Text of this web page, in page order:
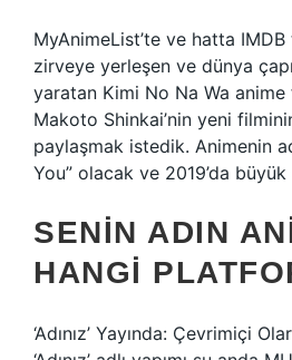
MyAnimeList’te ve hatta
zirveye yerleşen ve dünya
yaratan Kimi No Na Wa
Makoto Shinkai’nin yeni
paylaşmak istedik. Animenin
You” olacak ve 2019’da
SENIN ADIN
HANGI
‘Adınız’ Yayında: Çevrimiçi